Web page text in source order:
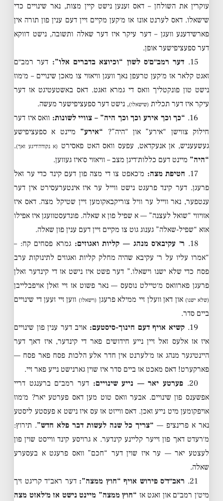
עוקרין את השולחן – דאס זענען נישט קיין מצות, נאר שינויים כדי
שישאלו. דאס לערנט אונז אז מ׳קען מקיים זיין דעם ענין פון תורה אין
פארשידענע וועגן – דער עיקר איז דער שאלה ותשובה, נישט דווקא
דער ספעציפישער אופן.
15.
דער רמב״ם׳ס לשון “וכיוצא בדברים אלו”: דער רמב״ם
זאגט קלאר אז מ׳קען טרעפן נאך וועגן וויאזוי צו מאכן שינויים – מ׳מוז
נישט טון פונקטליך וואס די גמרא זאגט. דאס באשטעטיגט אז דער
עיקר איז דער תכלית (שישאלו), נישט דער ספעציפישער מעשה.
16. “כך וכך אירע וכך וכך היה” – צוויי לשונות: וואס איז דער
חילוק צווישן “אירע” און “היה”? “אירע” מיינט א ספעציפישע
געשעעניש, אן אנעקדאט, עפעס וואס האט פאסירט (א נקודה׳דיגע זאך).
“היה” מיינט דעם כללות׳דיגן מצב – וויאזוי ס׳איז געווען.
17. חטיפת מצה: מ׳כאפט צו די מצה פון דעם קינד כדי ער זאל
פרעגן. דער קינד פרעגט נישט ווייל ער איז אינטערעסירט אין דער
ענטפער, נאר ווייל ער וויל צוריקבאקומען זיין שטיקל מצה. דאס איז
אזויווי “שואל לעצנה” — א שפיל פון א שאלה. פונדעסטוועגן איז אפילו
אזא “שפיל-שאלה” גענוג גוט צו מקיים זיין דעם ענין פון שאלה.
18.
ר׳ עקיבא׳ס מנהג — קליות ואגוזים: גמרא פסחים קח: –
“אמרו עליו על ר׳ עקיבא שהיה מחלק קליות ואגוזים לתינוקות ערב
פסח כדי שלא ישנו וישאלו.” דער פשט איז נישט אז די קינדער זאלן
פרעגן פארוואס מ׳טיילט נוסעס — נאר פשוט אז זיי זאלן אויפבלייבן
(שלא ישנו) און דאן וועלן זיי ממילא פרעגן (וישאלו) ווען זיי זעען די שינויים
ביים סדר.
19. קשיא אויף דעם חינוך-סיסטעם: אויב דער ענין פון שינויים
איז אז אלעס זאל זיין נייע חידושים פאר די קינדער, איז דאך דער
היינטיגער מנהג אז מ׳לערנט אין חדר אלע הלכות פסח פאר פסח —
פארקערט! דאס מאכט אז ביים סדר איז שוין גארנישט נייע פאר זיי.
20. פערטע יאר — נייע שינויים: דער רמב״ם ברענגט דריי
אפשענס פון שינויים. אבער וואס טוט מען דאס פערטע יאר? מ׳מוז
אויפקומען מיט נייע זאכן. דאס ווייזט אז עס איז נישט א פעסטע ליסטע
נאר א פרינציפ — “צריך כל שנה לעשות דבר פלא חדש”. תירוץ:
מ׳רעדט דאך פון זייער קליינע קינדער. א גרויסע קינד ווייסט שוין פון
לעצטע יאר — ער איז שוין דער “חכם” וואס פרעגט א בעסערע
שאלה.
21. ראב״ד׳ס פירוש אויף “חוץ ממצה”: דער ראב״ד קריגט זיך
מיט׳ן רמב״ם און זאגט אז “חוץ ממצה” מיינט נישט אז מ׳לאזט מצה